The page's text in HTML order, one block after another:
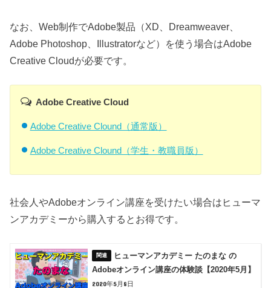
なお、Web制作でAdobe製品（XD、Dreamweaver、
Adobe Photoshop、Illustratorなど）を使う場合はAdobe
Creative Cloudが必要です。
Adobe Creative Cloud
Adobe Creative Clound（通常版）
Adobe Creative Clound（学生・教職員版）
社会人やAdobeオンライン講座を受けたい場合はヒューマ
ンアカデミーから購入するとお得です。
ヒューマンアカデミー たのまな の
Adobeオンライン講座の体験談【2020年5月】
2020年5月8日